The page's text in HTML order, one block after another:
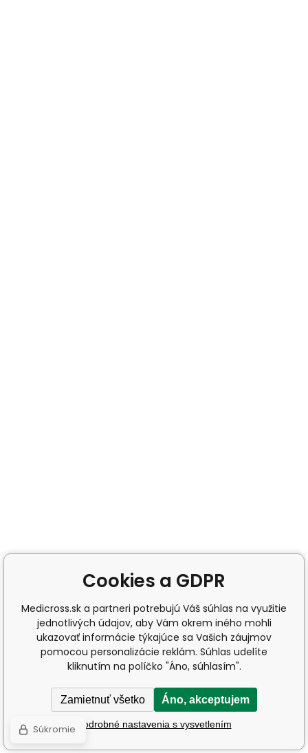
Cookies a GDPR
Medicross.sk a partneri potrebujú Váš súhlas na využitie
jednotlivých údajov, aby Vám okrem iného mohli
ukazovať informácie týkajúce sa Vašich záujmov
pomocou personalizácie reklám. Súhlas udelíte
kliknutím na políčko "Áno, súhlasím".
Zamietnuť všetko Áno, akceptujem
Podrobné nastavenia s vysvetlením
Súkromie